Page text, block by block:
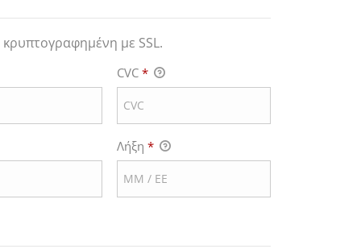
με SSL.
CVC*
Λήξη*